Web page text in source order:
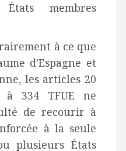
membres
à ce que
d’Espagne et
les articles 20
à 334 TFUE ne
de recourir à
à la seule
plusieurs États